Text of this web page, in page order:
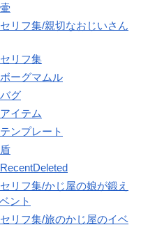
壷
セリフ集/親切なおじいさん
セリフ集
ボーグマムル
バグ
アイテム
テンプレート
盾
RecentDeleted
セリフ集/かじ屋の娘が鍛え
ント
セリフ集/旅のかじ屋のイベ